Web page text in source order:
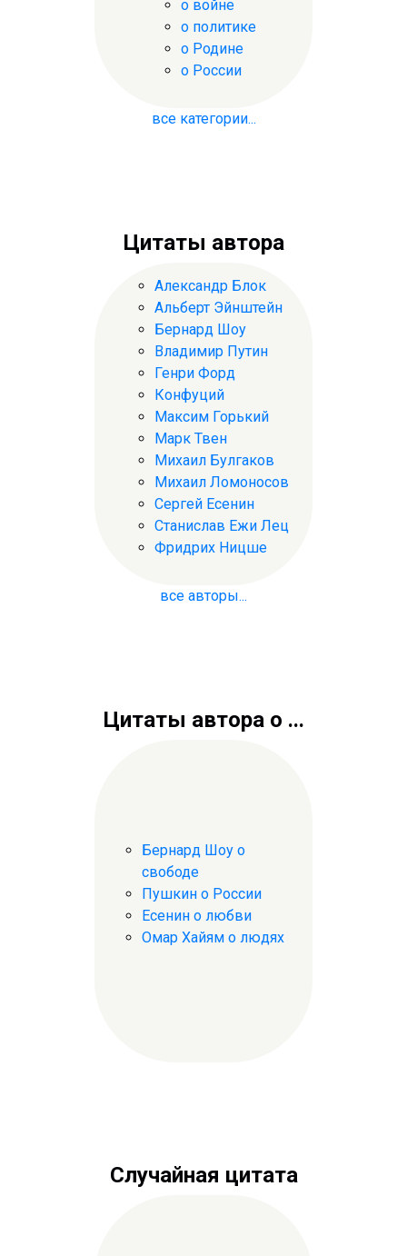
о войне
о политике
о Родине
о России
все категории...
Цитаты автора
Александр Блок
Альберт Эйнштейн
Бернард Шоу
Владимир Путин
Генри Форд
Конфуций
Максим Горький
Марк Твен
Михаил Булгаков
Михаил Ломоносов
Сергей Есенин
Станислав Ежи Лец
Фридрих Ницше
все авторы...
Цитаты автора о ...
Бернард Шоу о
свободе
Пушкин о России
Есенин о любви
Омар Хайям о людях
Случайная цитата